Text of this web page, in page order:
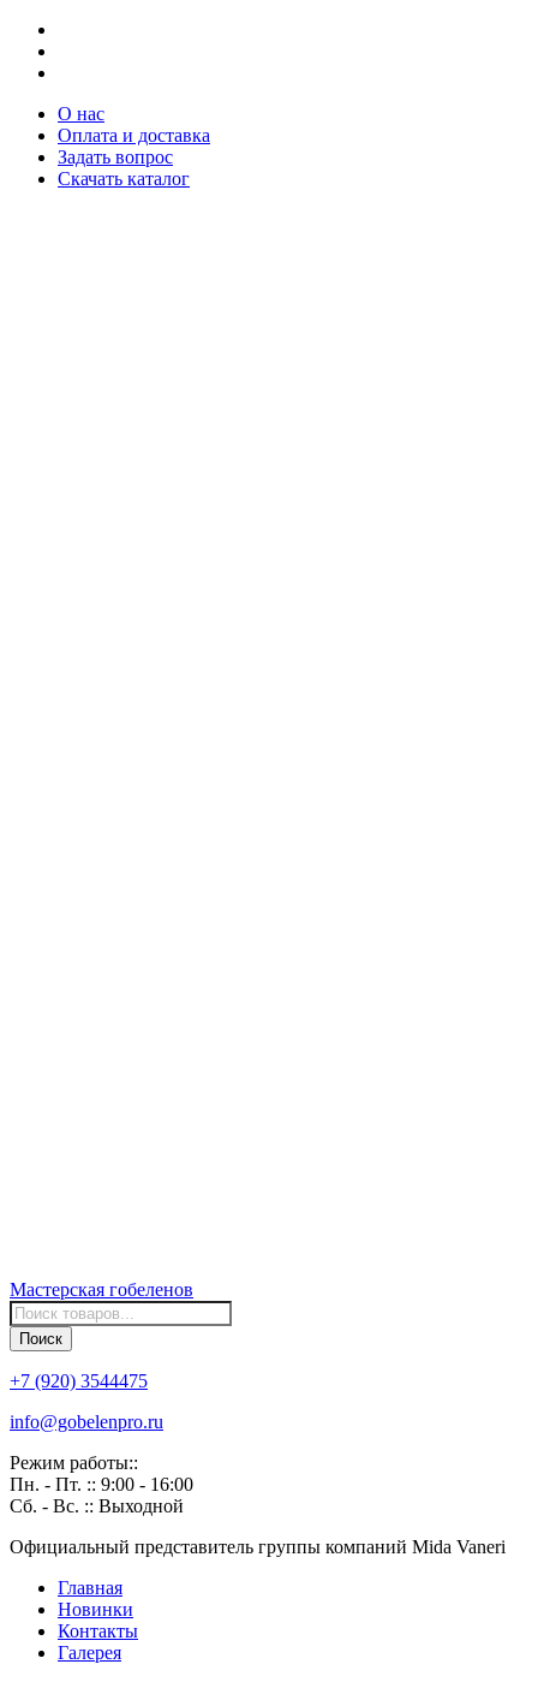
О нас
Оплата и доставка
Задать вопрос
Скачать каталог
Мастерская гобеленов
Поиск
товаров
Поиск
+7 (920) 3544475
info@gobelenpro.ru
Режим работы::
Пн. - Пт. :: 9:00 - 16:00
Сб. - Вс. :: Выходной
Официальный представитель группы компаний Mida Vaneri
Главная
Новинки
Контакты
Галерея